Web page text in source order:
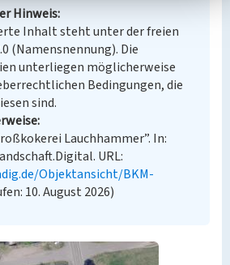
Hinweis
Inhalt steht unter der freien
(Namensnennung). Die
unterliegen möglicherweise
Bedingungen, die
sind.
Lauchhammer”. In:
URL:
Objektansicht/BKM-
10. August 2026)